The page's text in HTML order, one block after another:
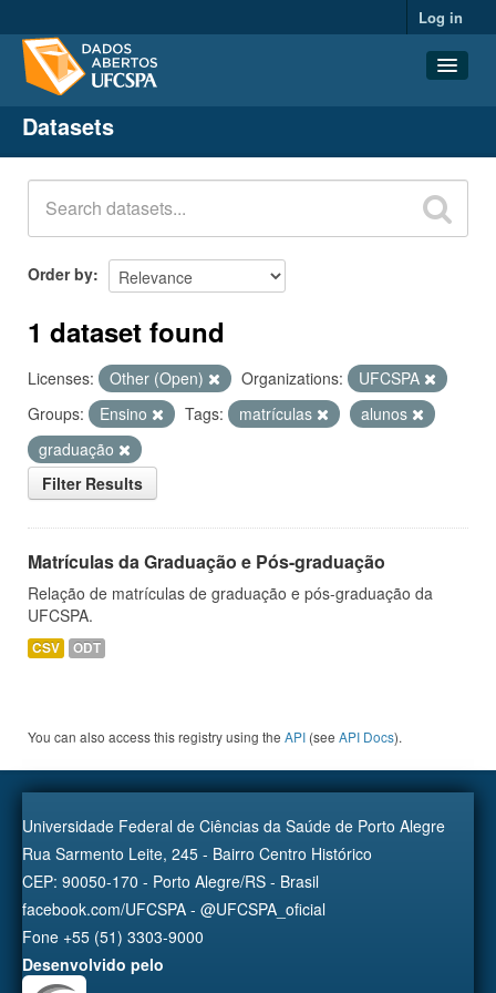
Log in
Datasets
Organizations
Groups
About
Datasets
Order by
1 dataset found
Licenses: Other (Open) Organizations:
UFCSPA
Groups:
Ensino Tags: matrículas
alunos
graduação
Filter Results
Matrículas da Graduação e Pós-graduação
Relação de matrículas de graduação e pós-graduação da
UFCSPA.
CSV ODT
You can also access this registry using the API (see API Docs).
Universidade Federal de Ciências da Saúde de Porto Alegre
Rua Sarmento Leite, 245 - Bairro Centro Histórico
CEP: 90050-170 - Porto Alegre/RS - Brasil
facebook.com/UFCSPA - @UFCSPA_oficial
Fone +55 (51) 3303-9000
Desenvolvido pelo